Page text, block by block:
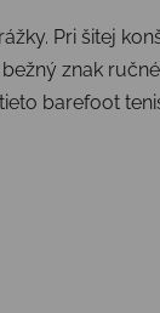
Pri šitej
znak
barefoot